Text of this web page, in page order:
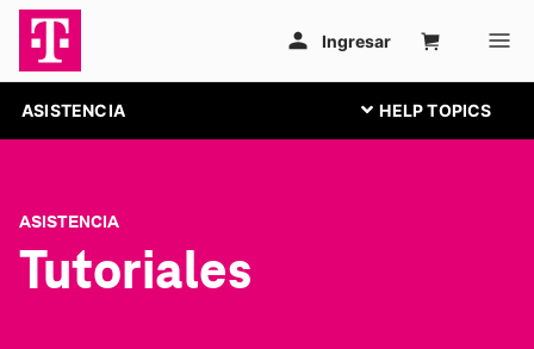
ASISTENCIA
ASISTENCIA
Tutoriales